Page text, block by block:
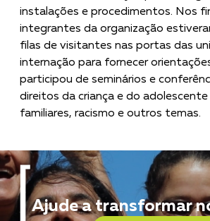
instalações e procedimentos. Nos
integrantes da organização
filas de visitantes nas portas das
internação para fornecer
participou de seminários e
direitos da criança e do adolescente
familiares, racismo e outros temas.
Ajude a transformar